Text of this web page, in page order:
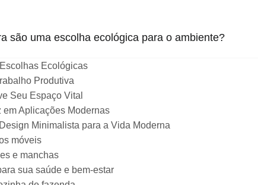
são uma escolha ecológica para o ambiente?
Ecológicas
Produtiva
Seu Espaço Vital
Aplicações Modernas
Minimalista para a Vida Moderna
móveis
e manchas
sua saúde e bem-estar